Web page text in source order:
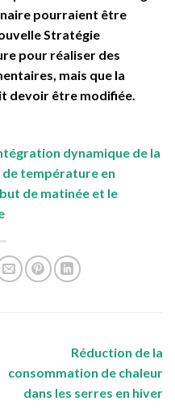
pourraient être
Stratégie
pour réaliser des
mais que la
devoir être modifiée.
dynamique de la
température en
de matinée et le
Réduction de la
consommation de chaleur
dans les serres en hiver